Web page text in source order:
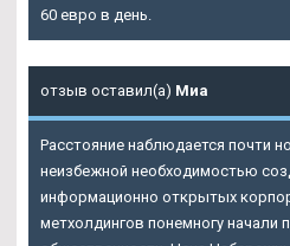
60 евро в день.
отзыв оставил(а) Миа
Расстояние наблюдается почти
неизбежной необходимостью
информационно открытых
метхолдингов понемногу начали